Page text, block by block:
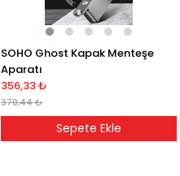
SOHO Ghost Kapak Menteşe
Aparatı
356,33 ₺
370,44 ₺
Sepete Ekle